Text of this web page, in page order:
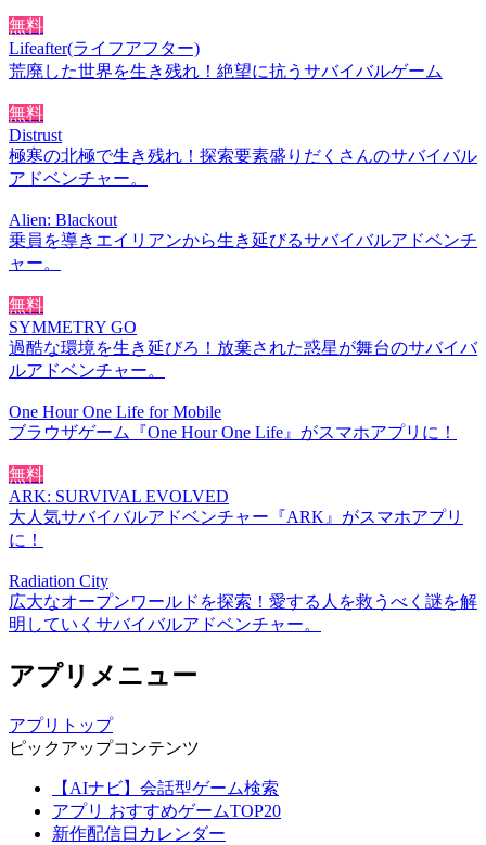
無料
Lifeafter(ライフアフター)
荒廃した世界を生き残れ！絶望に抗うサバイバルゲーム
無料
Distrust
極寒の北極で生き残れ！探索要素盛りだくさんのサバイバル
アドベンチャー。
Alien: Blackout
乗員を導きエイリアンから生き延びるサバイバルアドベンチ
ャー。
無料
SYMMETRY GO
過酷な環境を生き延びろ！放棄された惑星が舞台のサバイバ
ルアドベンチャー。
One Hour One Life for Mobile
ブラウザゲーム『One Hour One Life』がスマホアプリに！
無料
ARK: SURVIVAL EVOLVED
大人気サバイバルアドベンチャー『ARK』がスマホアプリ
に！
Radiation City
広大なオープンワールドを探索！愛する人を救うべく謎を解
明していくサバイバルアドベンチャー。
アプリメニュー
アプリトップ
ピックアップコンテンツ
【AIナビ】会話型ゲーム検索
アプリ おすすめゲームTOP20
新作配信日カレンダー